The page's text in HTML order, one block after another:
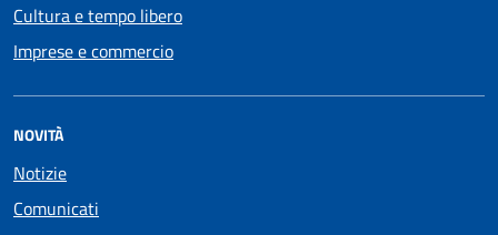
Cultura e tempo libero
Imprese e commercio
NOVITÀ
Notizie
Comunicati